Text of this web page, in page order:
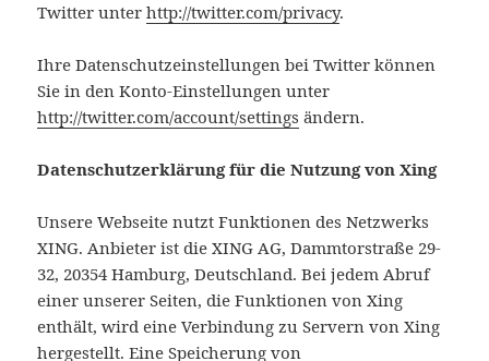
Twitter unterhttp://twitter.com/privacy.
Ihre Datenschutzeinstellungen bei Twitter können
Sie in den Konto-Einstellungen unter
http://twitter.com/account/settings ändern.
Datenschutzerklärung für die Nutzung von Xing
Unsere Webseite nutzt Funktionen des Netzwerks
XING. Anbieter ist die XING AG, Dammtorstraße 29-
32, 20354 Hamburg, Deutschland. Bei jedem Abruf
einer unserer Seiten, die Funktionen von Xing
enthält, wird eine Verbindung zu Servern von Xing
hergestellt. Eine Speicherung von